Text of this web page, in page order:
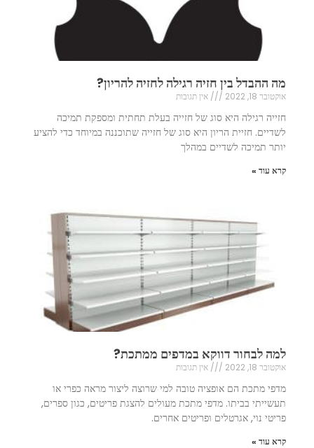
מה ההבדל בין חזיה רגילה לחזיה להריון?
אוקטובר 18, 2022 אין תגובות
חזייה רגילה היא סוג של חזייה בעלת תחתית ומספקת תמיכה
לשדיים. חזיית הריון היא סוג של חזייה שתוכננה במיוחד כדי להציע
יותר תמיכה לשדיים במהלך
קרא עוד »
למה לבחור דווקא במדפים ממתכת?
אוקטובר 18, 2022 אין תגובות
מדפי מתכת הם אופציה טובה למי שרוצה ליצור מראה כפרי או
תעשייתי בביתו. מדפי מתכת מעולים להצגת פריטים, כגון ספרים,
פריטי נוי, אגרטלים ופריטים אחרים.
קרא עוד »